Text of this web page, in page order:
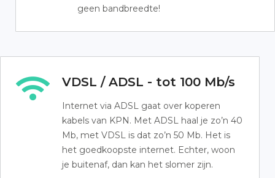
geen bandbreedte!
VDSL / ADSL - tot 100 Mb/s
Internet via ADSL gaat over koperen
kabels van KPN. Met ADSL haal je zo’n 40
Mb, met VDSL is dat zo’n 50 Mb. Het is
het goedkoopste internet. Echter, woon
je buitenaf, dan kan het slomer zijn.